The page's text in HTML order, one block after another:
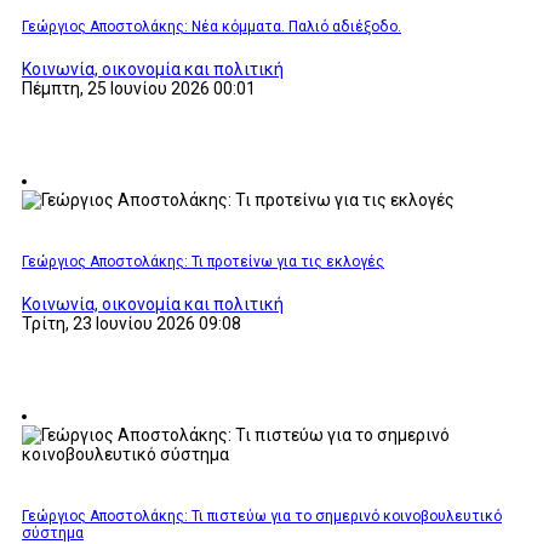
Γεώργιος Αποστολάκης: Νέα κόμματα. Παλιό αδιέξοδο.
Κοινωνία, οικονομία και πολιτική
Πέμπτη, 25 Ιουνίου 2026 00:01
Γεώργιος Αποστολάκης: Τι προτείνω για τις εκλογές
Κοινωνία, οικονομία και πολιτική
Τρίτη, 23 Ιουνίου 2026 09:08
Γεώργιος Αποστολάκης: Τι πιστεύω για το σημερινό κοινοβουλευτικό
σύστημα